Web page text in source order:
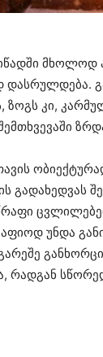
მხოლოდ
კი,
უნდა
რადგან